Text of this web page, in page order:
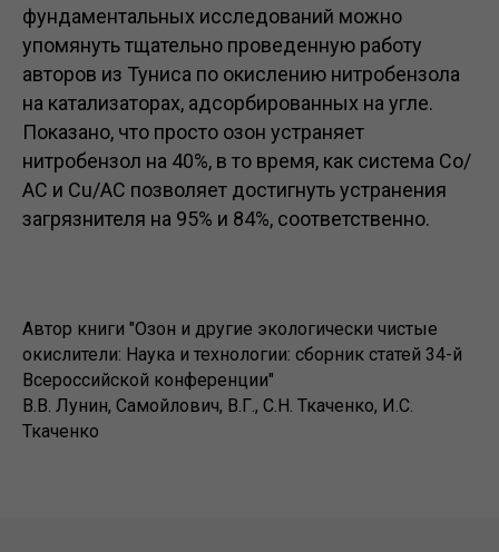
фундаментальных исследований можно
упомянуть тщательно проведенную работу
авторов из Туниса по окислению нитробензола
на катализаторах, адсорбированных на угле.
Показано, что просто озон устраняет
нитробензол на 40%, в то время, как система Со/
АС и Сu/АС позволяет достигнуть устранения
загрязнителя на 95% и 84%, соответственно.
Автор книги "Озон и другие экологически чистые
окислители: Наука и технологии: сборник статей 34-й
Всероссийской конференции"
В.В. Лунин, Самойлович, В.Г., С.Н. Ткаченко, И.С.
Ткаченко